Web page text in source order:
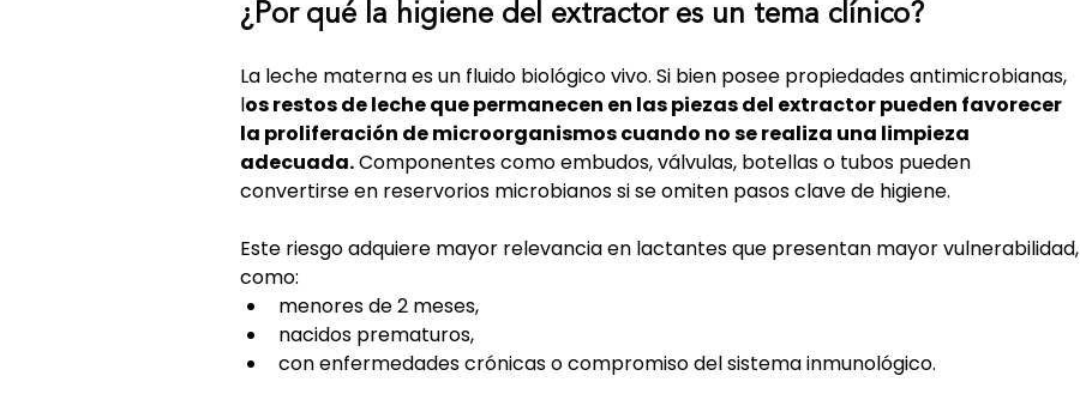
¿Por qué la higiene del extractor es un tema clínico?
La leche materna es un fluido biológico vivo. Si bien posee propiedades antimicrobianas,
los restos de leche que permanecen en las piezas del extractor pueden favorecer
la proliferación de microorganismos cuando no se realiza una limpieza
adecuada. Componentes como embudos, válvulas, botellas o tubos pueden
convertirse en reservorios microbianos si se omiten pasos clave de higiene.
Este riesgo adquiere mayor relevancia en lactantes que presentan mayor vulnerabilidad,
como:
menores de 2 meses,
nacidos prematuros,
con enfermedades crónicas o compromiso del sistema inmunológico.